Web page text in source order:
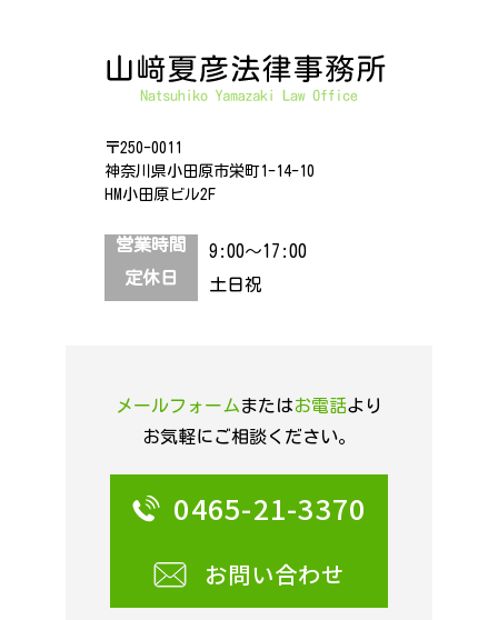
〒250-0011
神奈川県小田原市栄町1-14-10
HM小田原ビル2F
営業時間
9:00～17:00
定休日
土日祝
メールフォームまたはお電話より
お気軽にご相談ください。
0465-21-3370
お問い合わせ